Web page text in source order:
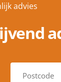
advies
P